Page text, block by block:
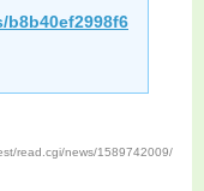
read.cgi/news/1589742009/